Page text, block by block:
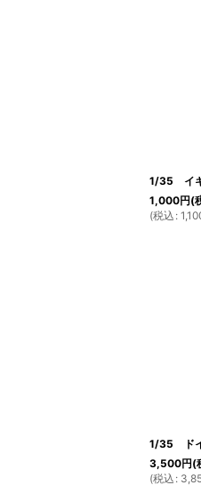
1/35 イ
1,000円(
(税込 :
1/35 ドイ
3,500円(
(税込 :